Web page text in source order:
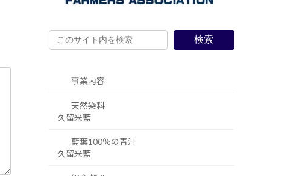
検索
事業内容
天然染料
久留米藍
藍葉100％の青汁
久留米藍